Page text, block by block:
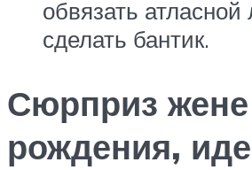
обвязать атласной
сделать бантик.
Сюрприз
рождения,